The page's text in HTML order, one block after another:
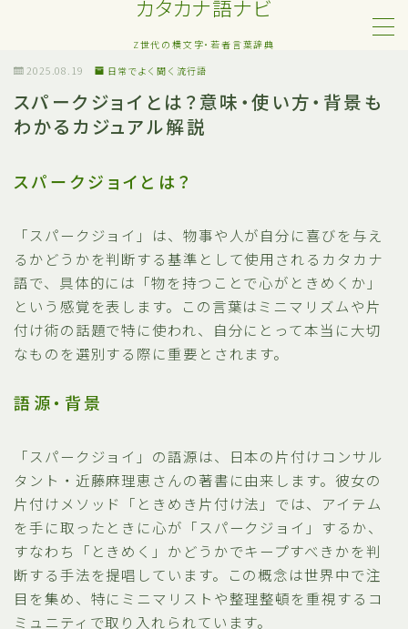
カタカナ語ナビ
Z世代の横文字・若者言葉辞典
MENU
Z世代・若者カタカナ語
ネット・SNS用語
日常でよく聞く流行語
略語・造語
2025.08.19 日常でよく聞く流行語
スパークジョイとは？意味・使い方・背景も
わかるカジュアル解説
スパークジョイとは？
「スパークジョイ」は、物事や人が自分に喜びを与え
るかどうかを判断する基準として使用されるカタカナ
語で、具体的には「物を持つことで心がときめくか」
という感覚を表します。この言葉はミニマリズムや片
付け術の話題で特に使われ、自分にとって本当に大切
なものを選別する際に重要とされます。
語源・背景
「スパークジョイ」の語源は、日本の片付けコンサル
タント・近藤麻理恵さんの著書に由来します。彼女の
片付けメソッド「ときめき片付け法」では、アイテム
を手に取ったときに心が「スパークジョイ」するか、
すなわち「ときめく」かどうかでキープすべきかを判
断する手法を提唱しています。この概念は世界中で注
目を集め、特にミニマリストや整理整頓を重視するコ
ミュニティで取り入れられています。